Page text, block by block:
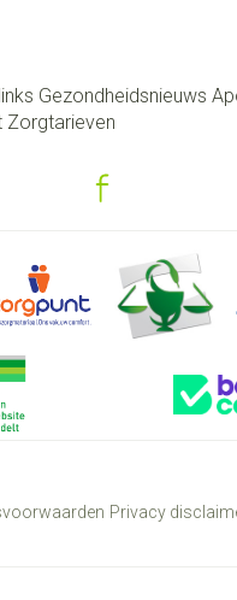
Gezondheidsnieuws
Zorgtarieven
Privacy